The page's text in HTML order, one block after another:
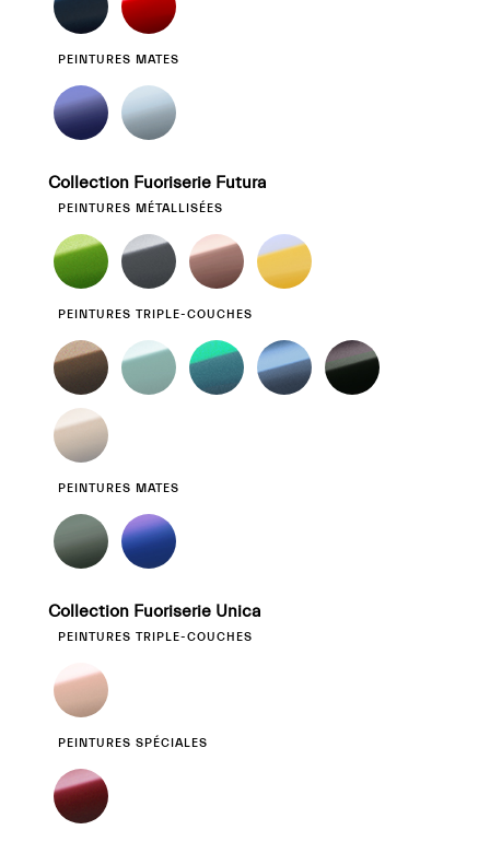
PEINTURES MATES
Collection Fuoriserie Futura
PEINTURES MÉTALLISÉES
PEINTURES TRIPLE-COUCHES
PEINTURES MATES
Collection Fuoriserie Unica
PEINTURES TRIPLE-COUCHES
PEINTURES SPÉCIALES